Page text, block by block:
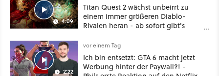
4:09
Titan Quest 2 wächst unbeirrt zu
einem immer größeren Diablo-
Rivalen heran - ab sofort gibt's
Klasse
2:22
vor einem Tag
Ich bin entsetzt: GTA 6 macht jetzt
Werbung hinter der Paywall?! -